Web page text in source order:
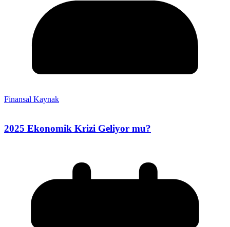
Finansal Kaynak
2025 Ekonomik Krizi Geliyor mu?